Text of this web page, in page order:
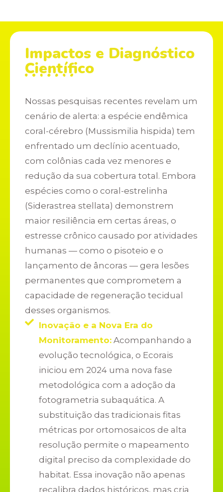
Impactos e Diagnóstico
Científico
Nossas pesquisas recentes revelam um
cenário de alerta: a espécie endêmica
coral-cérebro (Mussismilia hispida) tem
enfrentado um declínio acentuado,
com colônias cada vez menores e
redução da sua cobertura total. Embora
espécies como o coral-estrelinha
(Siderastrea stellata) demonstrem
maior resiliência em certas áreas, o
estresse crônico causado por atividades
humanas — como o pisoteio e o
lançamento de âncoras — gera lesões
permanentes que comprometem a
capacidade de regeneração tecidual
desses organismos.
Inovação e a Nova Era do
Monitoramento:Acompanhando a
evolução tecnológica, o Ecorais
iniciou em 2024 uma nova fase
metodológica com a adoção da
fotogrametria subaquática. A
substituição das tradicionais fitas
métricas por ortomosaicos de alta
resolução permite o mapeamento
digital preciso da complexidade do
habitat. Essa inovação não apenas
recalibra dados históricos, mas cria